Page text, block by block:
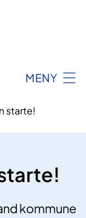
MENY
starte!
kommune